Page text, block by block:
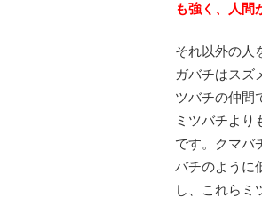
も強く、人間
それ以外の人
ガバチはスズ
ツバチの仲間
ミツバチより
です。
クマバ
バチのように
し、これらミ